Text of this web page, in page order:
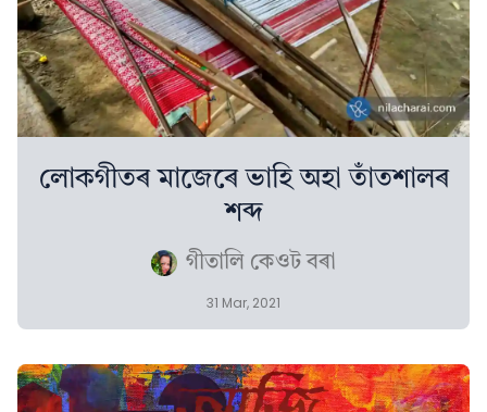
লোকগীতৰ মাজেৰে ভাহি অহা তাঁতশালৰ
শব্দ
গীতালি কেওট বৰা
31 Mar, 2021